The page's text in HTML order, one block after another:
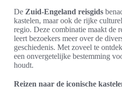
De Zuid-Engeland reisgids
kastelen, maar ook de rijke
regio. Deze combinatie maakt de
leert bezoekers meer over de
geschiedenis. Met zoveel te
een onvergetelijke bestemming
houdt.
Reizen naar de iconische